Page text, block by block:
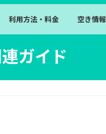
利用方法・料金 空き情報
ガイド